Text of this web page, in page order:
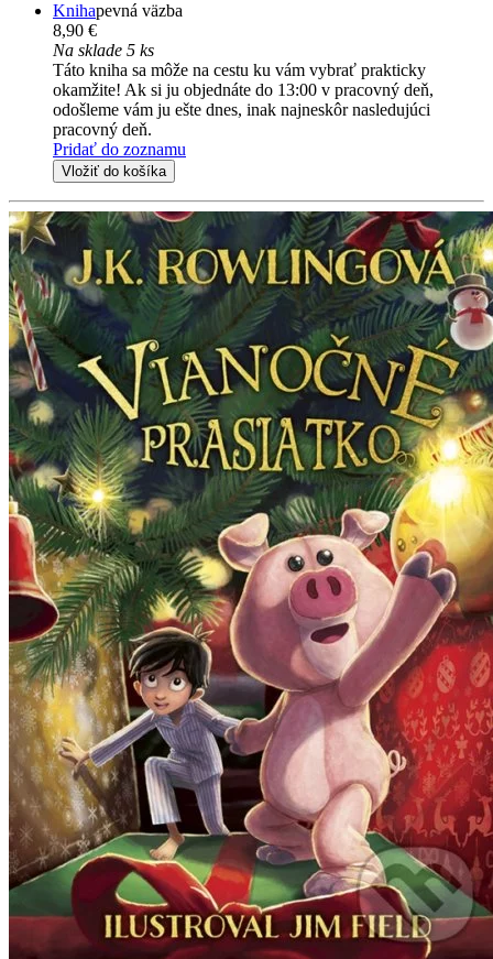
Knihapevná väzba
8,90 €
Na sklade 5 ks
Táto kniha sa môže na cestu ku vám vybrať prakticky
okamžite! Ak si ju objednáte do 13:00 v pracovný deň,
odošleme vám ju ešte dnes, inak najneskôr nasledujúci
pracovný deň.
Pridať do zoznamu
Vložiť do košíka